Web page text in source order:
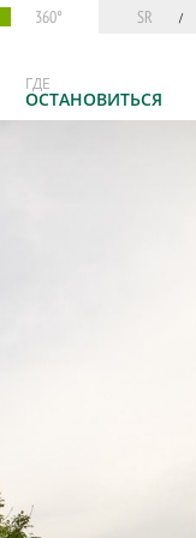
360° SR
ГДЕ
ОСТАНОВИТЬСЯ